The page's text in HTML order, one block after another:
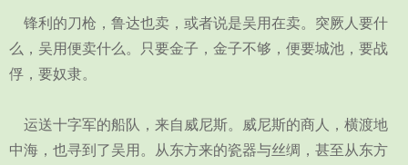
锋利的刀枪，鲁达也卖，或者说是吴用在卖。突厥人要什
么，吴用便卖什么。只要金子，金子不够，便要城池，要战
俘，要奴隶。
运送十字军的船队，来自威尼斯。威尼斯的商人，横渡地
中海，也寻到了吴用。从东方来的瓷器与丝绸，甚至从东方